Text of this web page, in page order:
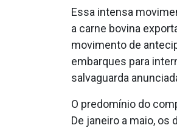
Essa intensa
a carne bovina
movimento de
embarques para
salvaguarda
O predomínio do
De janeiro a maio,